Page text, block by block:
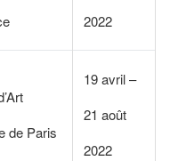
2022
de Paris
19 avril –
21 août
2022